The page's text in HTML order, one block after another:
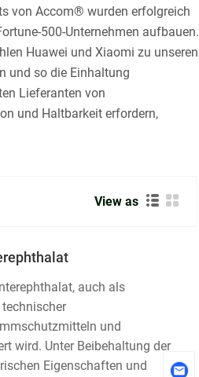
von Accom® wurden erfolgreich
500-Unternehmen aufbauen.
Huawei und Xiaomi zu unseren
und so die Einhaltung
Lieferanten von
und Haltbarkeit erfordern,
View as
auch als
und
wird. Unter Beibehaltung der
Eigenschaften und